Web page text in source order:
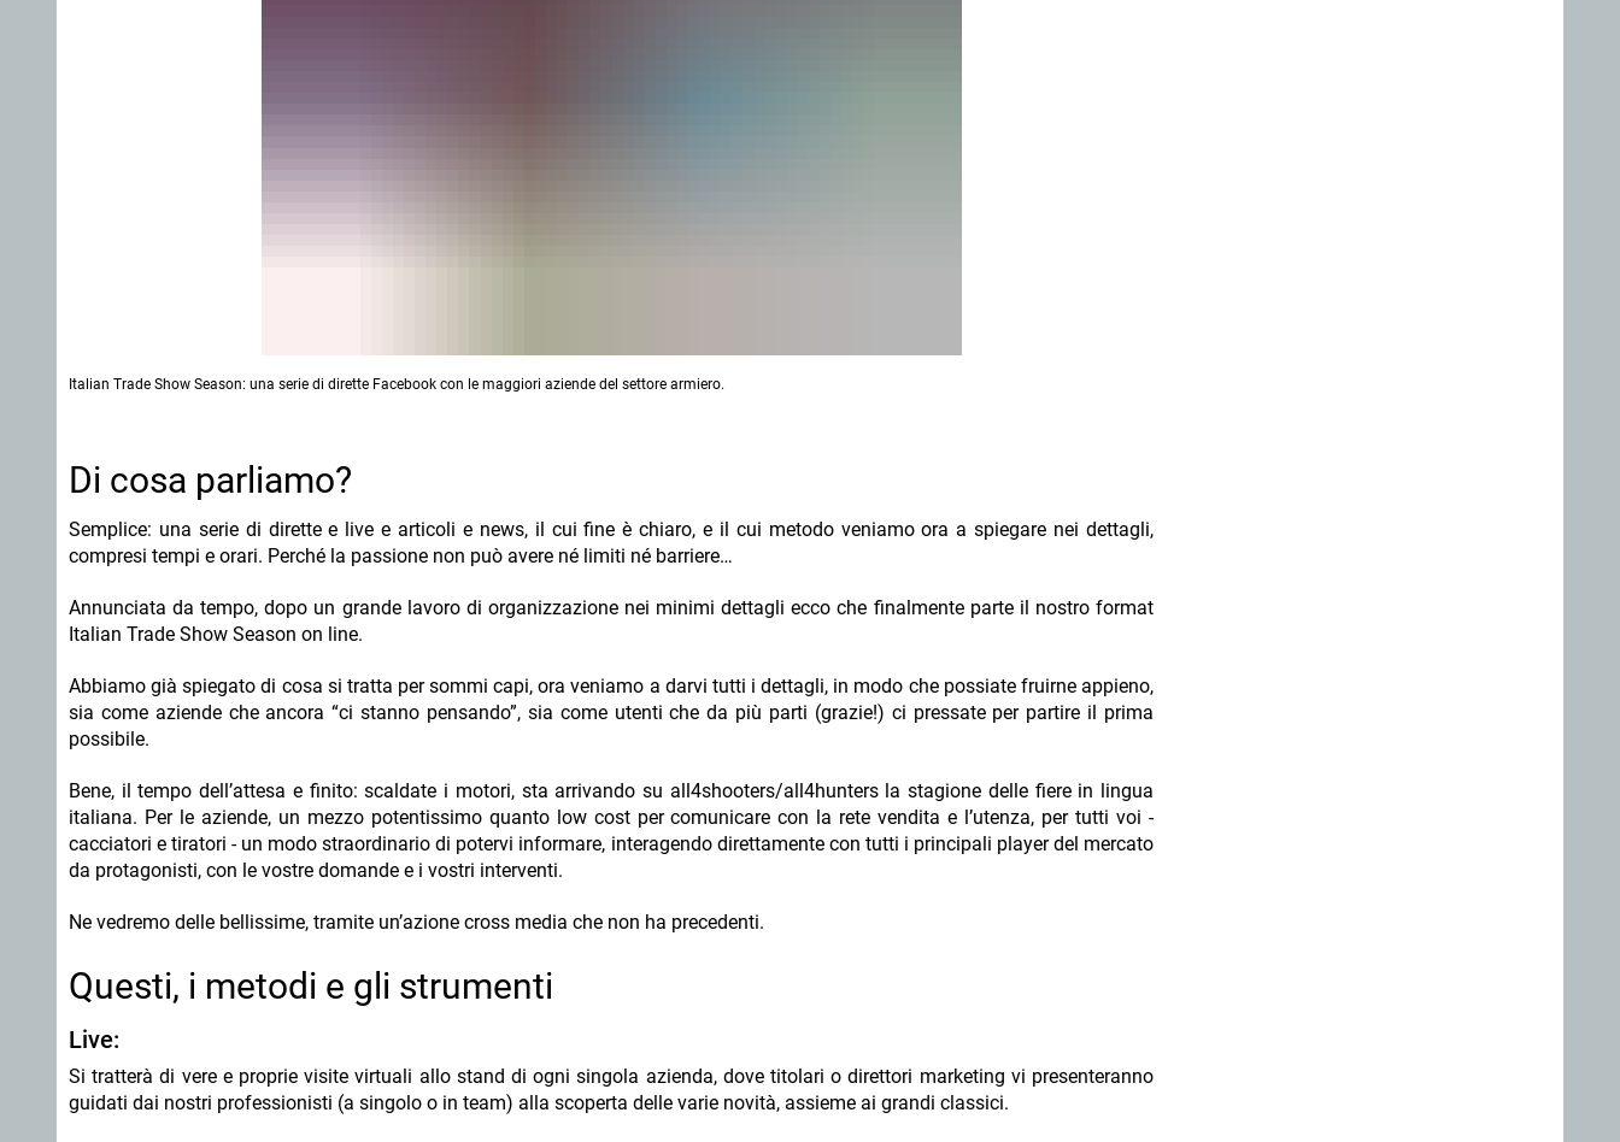
Italian Trade Show Season: una serie di dirette Facebook con le maggiori aziende del settore armiero.
Di cosa parliamo?
Semplice: una serie di dirette e live e articoli e news, il cui fine è chiaro, e il cui metodo veniamo ora a spiegare nei dettagli,
compresi tempi e orari. Perché la passione non può avere né limiti né barriere…
Annunciata da tempo, dopo un grande lavoro di organizzazione nei minimi dettagli ecco che finalmente parte il nostro format
Italian Trade Show Season on line.
Abbiamo già spiegato di cosa si tratta per sommi capi, ora veniamo a darvi tutti i dettagli, in modo che possiate fruirne appieno,
sia come aziende che ancora “ci stanno pensando”, sia come utenti che da più parti (grazie!) ci pressate per partire il prima
possibile.
Bene, il tempo dell’attesa e finito: scaldate i motori, sta arrivando su all4shooters/all4hunters la stagione delle fiere in lingua
italiana. Per le aziende, un mezzo potentissimo quanto low cost per comunicare con la rete vendita e l’utenza, per tutti voi -
cacciatori e tiratori - un modo straordinario di potervi informare, interagendo direttamente con tutti i principali player del mercato
da protagonisti, con le vostre domande e i vostri interventi.
Ne vedremo delle bellissime, tramite un’azione cross media che non ha precedenti.
Questi, i metodi e gli strumenti
Live:
Si tratterà di vere e proprie visite virtuali allo stand di ogni singola azienda, dove titolari o direttori marketing vi presenteranno
guidati dai nostri professionisti (a singolo o in team) alla scoperta delle varie novità, assieme ai grandi classici.